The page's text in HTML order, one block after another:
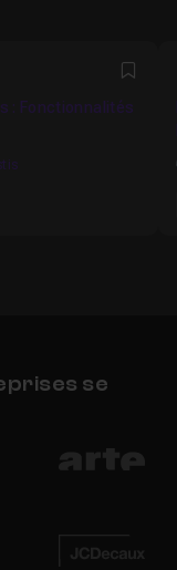
: Fonctionnalités
se